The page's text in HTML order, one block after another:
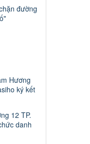
đường
Hương
ký kết
12 TP.
danh